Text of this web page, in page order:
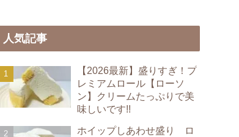
人気記事
【2026最新】盛りすぎ！プ
レミアムロール【ローソ
ン】クリームたっぷりで美
味しいです!!
ホイップしあわせ盛り ロ